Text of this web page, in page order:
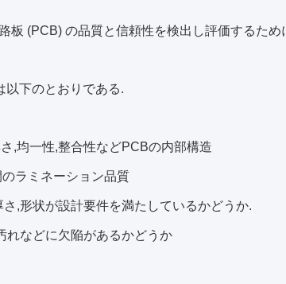
板 (PCB) の品質と信頼性を検出し評価するた
以下のとおりである.
,均一性,整合性などPCBの内部構造
ラミネーション品質
さ,形状が設計要件を満たしているかどうか.
れなどに欠陥があるかどうか